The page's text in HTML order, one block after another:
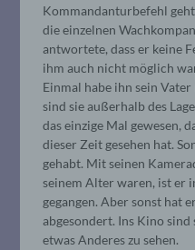
Kommandanturbefehl
die einzelnen
antwortete, dass er keine
ihm auch nicht möglich
Einmal habe ihn sein
sind sie außerhalb des
das einzige Mal gewesen,
dieser Zeit gesehen hat.
gehabt. Mit seinen
seinem Alter waren, ist er
gegangen. Aber sonst hat
abgesondert. Ins Kino sind
etwas Anderes zu sehen.